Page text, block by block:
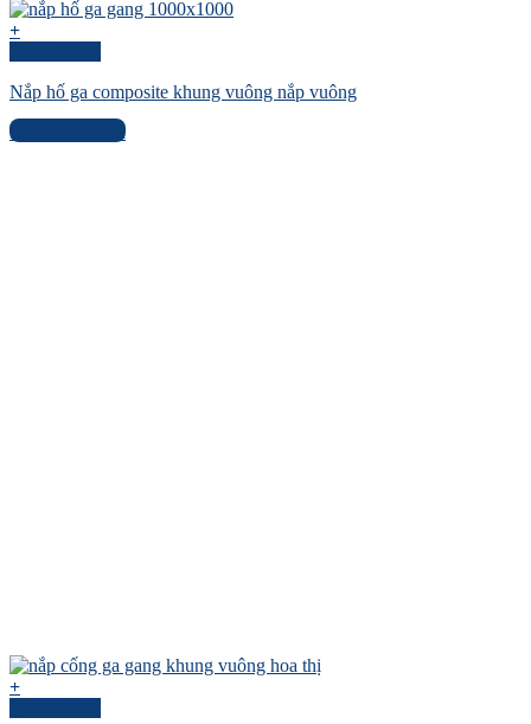
+
Nắp hố ga composite khung vuông nắp vuông
Liên hệ báo giá
+